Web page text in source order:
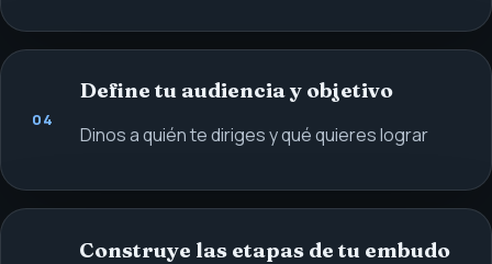
04
Define tu audiencia y objetivo
Dinos a quién te diriges y qué quieres lograr
Construye las etapas de tu embudo